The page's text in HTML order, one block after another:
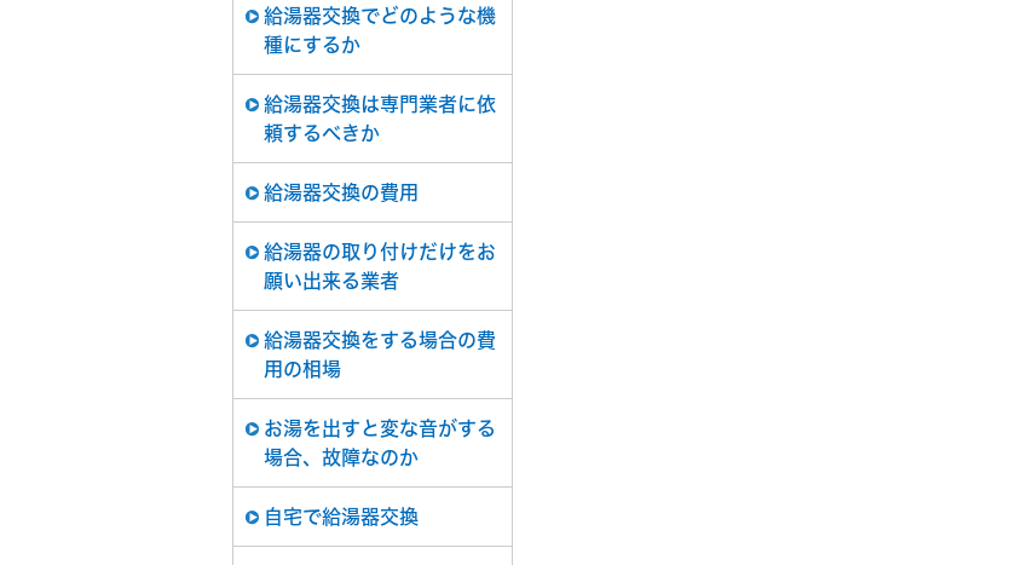
給湯器交換でどのような機
種にするか
給湯器交換は専門業者に依
頼するべきか
給湯器交換の費用
給湯器の取り付けだけをお
願い出来る業者
給湯器交換をする場合の費
用の相場
お湯を出すと変な音がする
場合、故障なのか
自宅で給湯器交換